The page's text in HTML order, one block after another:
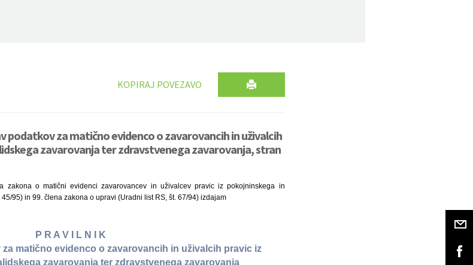
KOPIRAJ POVEZAVO
podatkov za matično evidenco o zavarovancih in uživalcih
zavarovanja ter zdravstvenega zavarovanja, stran
zakona o matični evidenci zavarovancev in uživalcev pravic iz pokojninskega in
95) in 99. člena zakona o upravi (Uradni list RS, št. 67/94) izdajam
P R A V I L N I K
matično evidenco o zavarovancih in uživalcih pravic iz
zavarovanja ter zdravstvenega zavarovanja